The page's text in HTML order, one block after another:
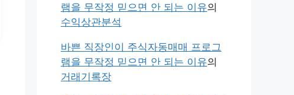
램을 무작정 믿으면 안 되는 이유의
수익상관분석
바쁜 직장인이 주식자동매매 프로그
램을 무작정 믿으면 안 되는 이유의
거래기록장